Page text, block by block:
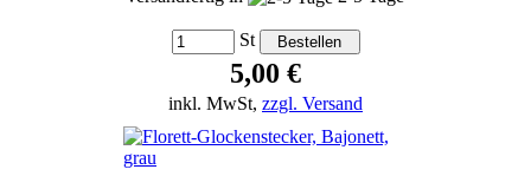
St
5,00 €
inkl. MwSt, zzgl. Versand